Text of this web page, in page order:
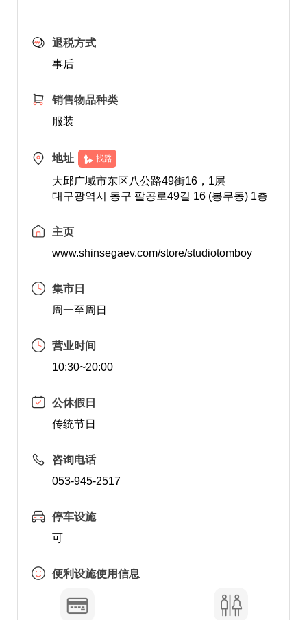
退税方式
事后
销售物品种类
服装
地址 找路
大邱广域市东区八公路49街16，1层
대구광역시 동구 팔공로49길 16 (봉무동) 1층
主页
www.shinsegaev.com/store/studiotomboy
集市日
周一至周日
营业时间
10:30~20:00
公休假日
传统节日
咨询电话
053-945-2517
停车设施
可
便利设施使用信息